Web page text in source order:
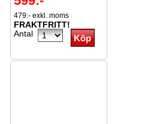
479:- exkl. moms
FRAKTFRITT!
Antal